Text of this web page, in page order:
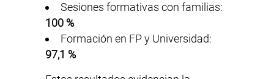
Sesiones formativas con familias:
100 %
Formación en FP y Universidad:
97,1 %